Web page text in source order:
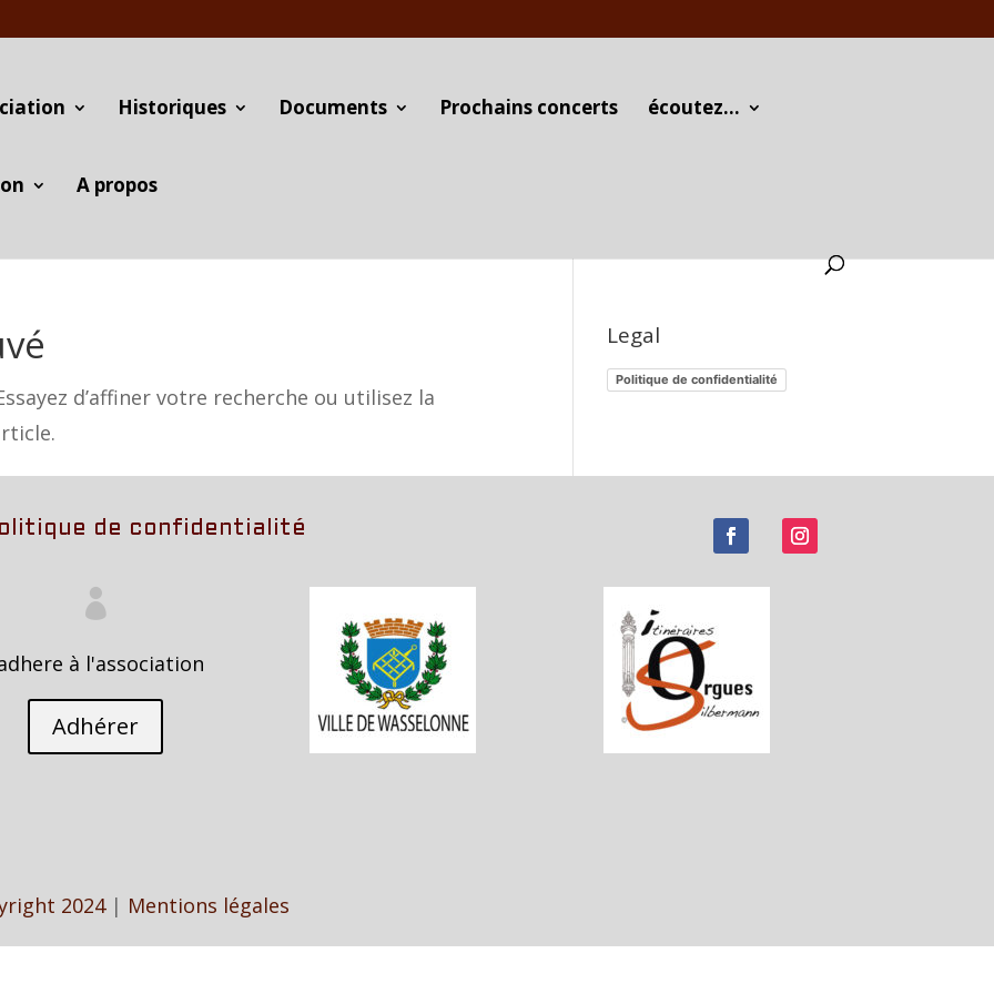
Historiques Documents Prochains concerts écoutez…
A propos
d’affiner votre recherche ou utilisez la
Legal
Politique de confidentialité
de confidentialité

à l'association
Adhérer
2024| Mentions légales